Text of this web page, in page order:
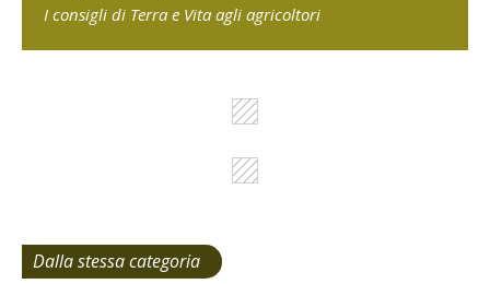
I consigli di Terra e Vita agli agricoltori
Dalla stessa categoria